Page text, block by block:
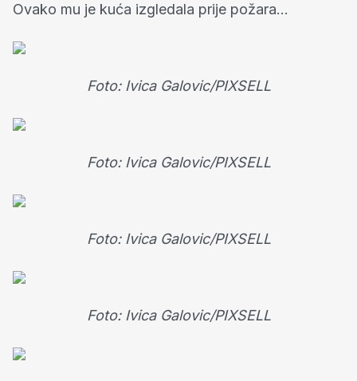
Ovako mu je kuća izgledala prije požara...
Foto: Ivica Galovic/PIXSELL
Foto: Ivica Galovic/PIXSELL
Foto: Ivica Galovic/PIXSELL
Foto: Ivica Galovic/PIXSELL